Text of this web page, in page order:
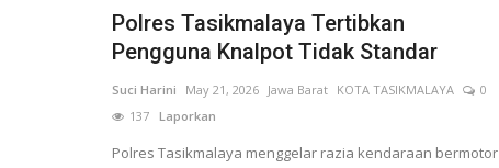
Polres Tasikmalaya Tertibkan
Pengguna Knalpot Tidak Standar
Suci Harini May 21, 2026 Jawa Barat KOTA TASIKMALAYA
0
137 Laporkan
Polres Tasikmalaya menggelar razia kendaraan bermotor